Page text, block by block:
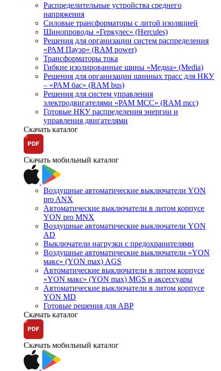
Распределительные устройства среднего
напряжения
Силовые трансформаторы с литой изоляцией
Шинопроводы «Геркулес» (Hercules)
Решения для организации систем распределения
«РАМ Пауэр» (RAM power)
Трансформаторы тока
Гибкие изолированные шины «Медиа» (Media)
Решения для организации шинных трасс для НКУ
– «РАМ бас» (RAM bus)
Решения для систем управления
электродвигателями «РАМ МСС» (RAM mcc)
Готовые НКУ распределения энергии и
управления двигателями
Скачать каталог
Скачать мобильный каталог
Воздушные автоматические выключатели YON
pro ANX
Автоматические выключатели в литом корпусе
YON pro MNX
Воздушные автоматические выключатели YON
AD
Выключатели нагрузки с предохранителями
Воздушные автоматические выключатели «YON
макс» (YON max) AGS
Автоматические выключатели в литом корпусе
«YON макс» (YON max) MGS и аксессуары
Автоматические выключатели в литом корпусе
YON MD
Готовые решения для АВР
Скачать каталог
Скачать мобильный каталог